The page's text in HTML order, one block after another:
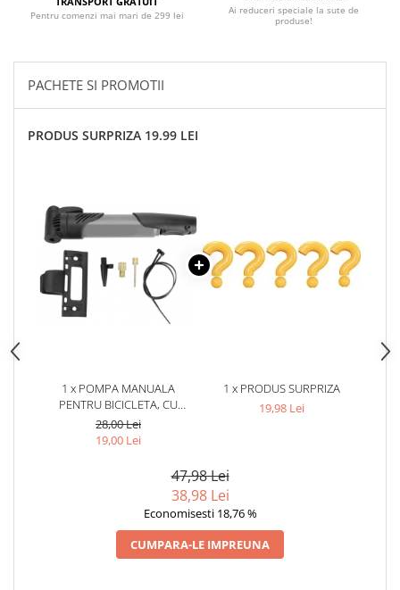
Pentru comenzi mai mari de 299 lei
Ai reduceri speciale la sute de
produse!
PACHETE SI PROMOTII
PRODUS SURPRIZA 19.99 LEI
1 x POMPA MANUALA
PENTRU BICICLETA, CU
SUPORT PENTRU PRINDERE
PE CADRU,
28,00 Lei
19,00 Lei
1 x PRODUS SURPRIZA
19,98 Lei
47,98 Lei
38,98 Lei
Economisesti 18,76 %
CUMPARA-LE IMPREUNA